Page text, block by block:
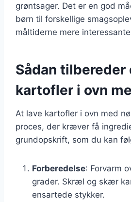
grøntsager. Det er en god
børn til forskellige
måltiderne mere
Sådan tilbereder
kartofler i ovn
At lave kartofler i ovn med
proces, der kræver få
grundopskrift, som du kan
Forberedelse: Forvarm
grader. Skræl og skær
ensartede stykker.